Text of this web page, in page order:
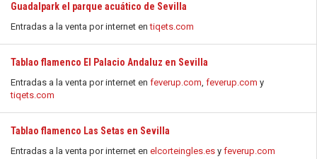
Guadalpark el parque acuático de Sevilla
Entradas a la venta por internet entiqets.com
Tablao flamenco El Palacio Andaluz en Sevilla
Entradas a la venta por internet en feverup.com, feverup.com y
tiqets.com
Tablao flamenco Las Setas en Sevilla
Entradas a la venta por internet en elcorteingles.es y feverup.com